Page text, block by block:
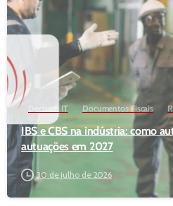
Decision IT Documentos Fiscais
IBS e CBS na indústria: como
autuações em 2027
30 de julho de 2026